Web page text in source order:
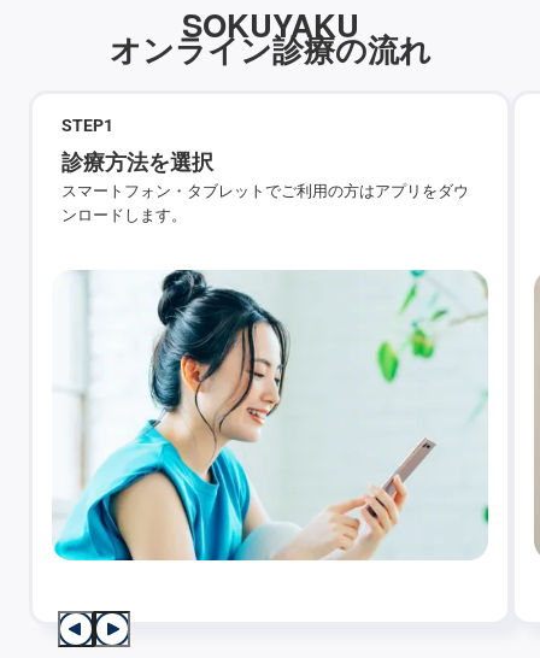
SOKUYAKU
オンライン診療の流れ
STEP1
診療方法を選択
スマートフォン・タブレットでご利用の方はアプリをダウ
ンロードします。